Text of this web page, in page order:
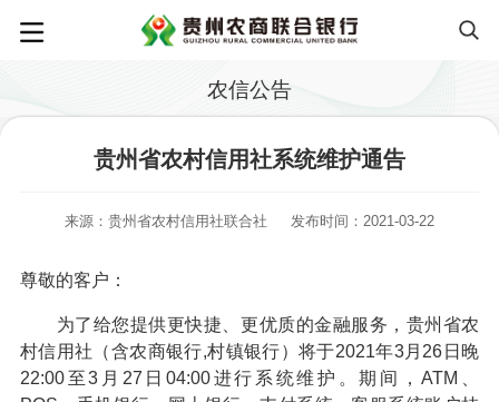
农信公告
贵州省农村信用社系统维护通告
来源：贵州省农村信用社联合社 发布时间：2021-03-22
尊敬的客户：
为了给您提供更快捷、更优质的金融服务，贵州省农
村信用社（含农商银行,村镇银行）将于2021年3月26日晚
22:00至3月27日04:00进行系统维护。期间，ATM、